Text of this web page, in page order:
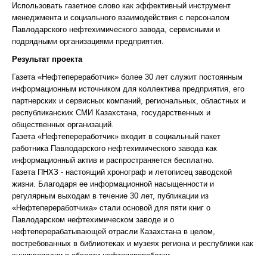
Использовать газетное слово как эффективный инструмент
менеджмента и социального взаимодействия с персоналом
Павлодарского нефтехимического завода, сервисными и
подрядными организациями предприятия.
Результат проекта
Газета «Нефтепереработчик» более 30 лет служит постоянным
информационным источником для коллектива предприятия, его
партнерских и сервисных компаний, региональных, областных и
республиканских СМИ Казахстана, государственных и
общественных организаций.
Газета «Нефтепереработчик» входит в социальный пакет
работника Павлодарского нефтехимического завода как
информационный актив и распространяется бесплатно.
Газета ПНХЗ - настоящий хронограф и летописец заводской
жизни. Благодаря ее информационной насыщенности и
регулярным выходам в течение 30 лет, публикации из
«Нефтепереработчика» стали основой для пяти книг о
Павлодарском нефтехимическом заводе и о
нефтеперерабатывающей отрасли Казахстана в целом,
востребованных в библиотеках и музеях региона и республики как